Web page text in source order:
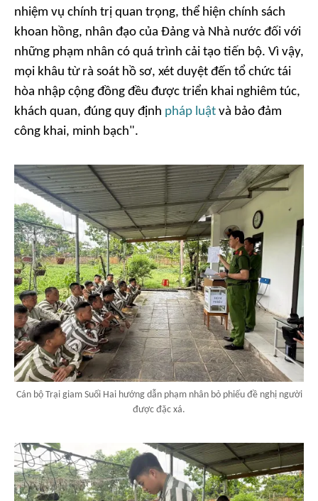
nhiệm vụ chính trị quan trọng, thể hiện chính sách
khoan hồng, nhân đạo của Đảng và Nhà nước đối với
những phạm nhân có quá trình cải tạo tiến bộ. Vì vậy,
mọi khâu từ rà soát hồ sơ, xét duyệt đến tổ chức tái
hòa nhập cộng đồng đều được triển khai nghiêm túc,
khách quan, đúng quy định pháp luật và bảo đảm
công khai, minh bạch".
Cán bộ Trại giam Suối Hai hướng dẫn phạm nhân bỏ phiếu đề nghị người
được đặc xá.